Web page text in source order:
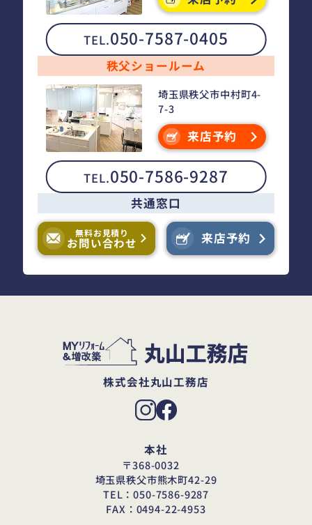
TEL.050-7587-0405
秩父ショールーム
埼玉県秩父市中村町4-
7-3
来店予約
TEL.050-7586-9287
共通窓口
来店予約
無料お見積り
お問い合わせ
株式会社丸山工務店
本社
〒368-0032
埼玉県秩父市熊木町42-29
TEL：050-7586-9287
FAX：0494-22-4953